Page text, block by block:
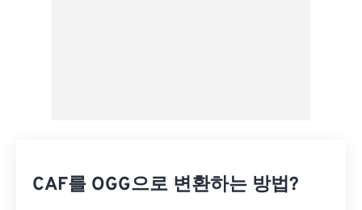
CAF를 OGG으로 변환하는 방법?